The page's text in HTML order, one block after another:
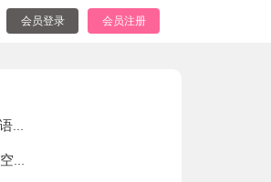
会员登录 会员注册
2025年通用伤感语录大汇总52句
2025年简洁的qq空间爱情句子集合75条